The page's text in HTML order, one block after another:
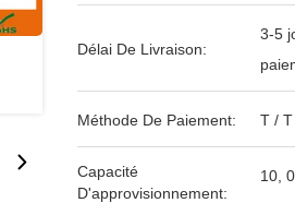
Délai De Livraison:
3-5
Méthode De Paiement: T /
Capacité
D'approvisionnement:
10,